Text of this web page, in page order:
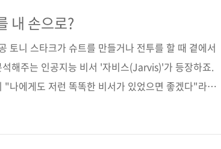
루며, ‘AI를 쓰는 사람’에서 ‘AI를 이해하고 구현하는
내 손으로?
토니 스타크가 슈트를 만들거나 전투를 할 때 곁에서
해주는 인공지능 비서 '자비스(Jarvis)'가 등장하죠.
"나에게도 저런 똑똑한 비서가 있었으면 좋겠다"라고
이상 영화 속 이야기가 아닙니다. ChatGPT의 등장으